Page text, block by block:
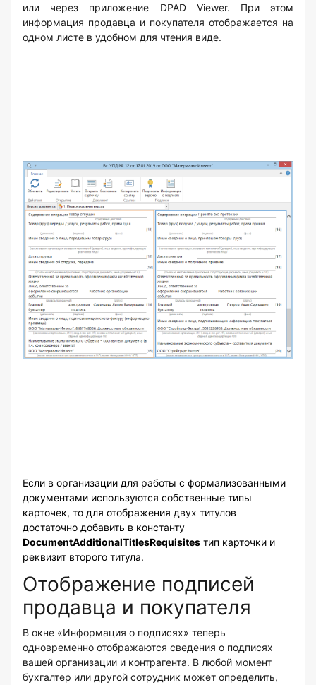
или через приложение DPAD Viewer. При этом
информация продавца и покупателя отображается на
одном листе в удобном для чтения виде.
Если в организации для работы с формализованными
документами используются собственные типы
карточек, то для отображения двух титулов
достаточно добавить в константу
DocumentAdditionalTitlesRequisites тип карточки и
реквизит второго титула.
Отображение подписей
продавца и покупателя
В окне «Информация о подписях» теперь
одновременно отображаются сведения о подписях
вашей организации и контрагента. В любой момент
бухгалтер или другой сотрудник может определить,